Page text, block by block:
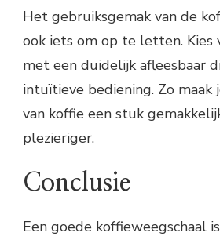
Het gebruiksgemak van de
ook iets om op te letten. Kies
met een duidelijk afleesbaar
intuïtieve bediening. Zo maak
van koffie een stuk
plezieriger.
Conclusie
Een goede koffieweegschaal